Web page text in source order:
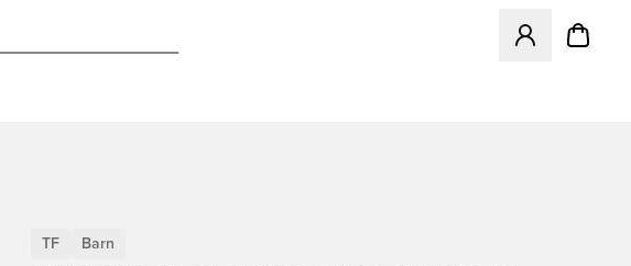
Åpner en
TF Barn